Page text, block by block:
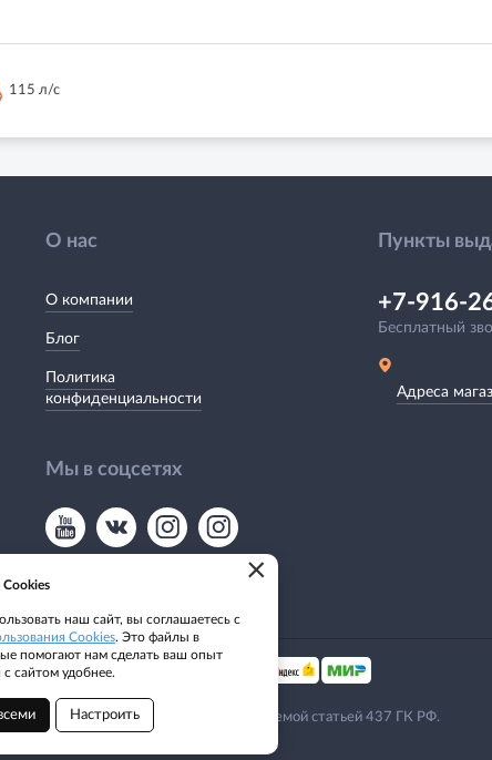
115 л/с
О нас
О компании
Блог
Политика
конфиденциальности
Мы в соцсетях
Пункты
+7-916-
Бесплатный
Адреса
Мы принимаем:
не являются офертой, определяемой статьей 437 ГК РФ.
×
наш сайт, вы соглашаетесь с
Cookies. Это файлы в
помогают нам сделать ваш опыт
с сайтом удобнее.
Настроить